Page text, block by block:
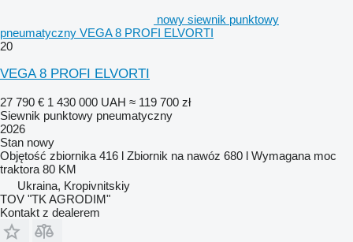
nowy siewnik punktowy
pneumatyczny VEGA 8 PROFI ELVORTI
20
VEGA 8 PROFI ELVORTI
27 790 € 1 430 000 UAH ≈ 119 700 zł
Siewnik punktowy pneumatyczny
2026
Stan nowy
Objętość zbiornika 416 l Zbiornik na nawóz 680 l Wymagana moc
traktora 80 KM
Ukraina, Kropivnitskiy
TOV "TK AGRODIM"
Kontakt z dealerem